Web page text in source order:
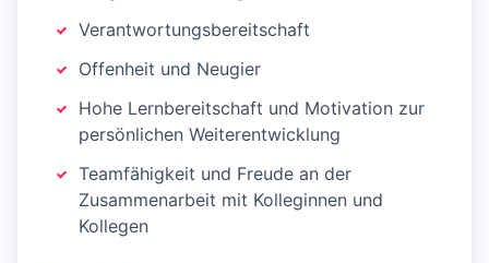
Verantwortungsbereitschaft
Offenheit und Neugier
Hohe Lernbereitschaft und Motivation zur
persönlichen Weiterentwicklung
Teamfähigkeit und Freude an der
Zusammenarbeit mit Kolleginnen und
Kollegen